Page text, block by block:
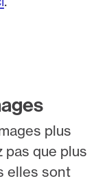
plus
que plus
elles sont